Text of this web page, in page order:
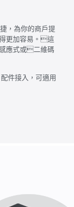
，為你的商戶提
更加容易。這
應式或二維碼
件接入，可適用